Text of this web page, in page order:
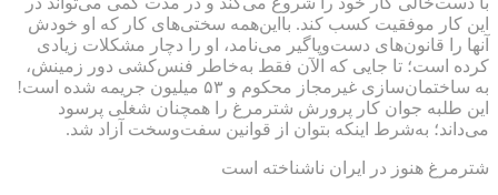
این کار موفقیت کسب کند. بااین‌همه سختی‌های کار که او خودش
آنها را قانون‌های دست‌وپاگیر می‌نامد، او را دچار مشکلات زیادی
کرده است؛ تا جایی که الآن فقط به‌خاطر فنس‌کشی دور زمینش،
به ساختمان‌سازی غیرمجاز محکوم و ۵۳ میلیون جریمه شده است!
این طلبه جوان کار پرورش شترمرغ را همچنان شغلی پرسود
می‌داند؛ به‌شرط اینکه بتوان از قوانین سفت‌وسخت آزاد شد.
شترمرغ هنوز در ایران ناشناخته است